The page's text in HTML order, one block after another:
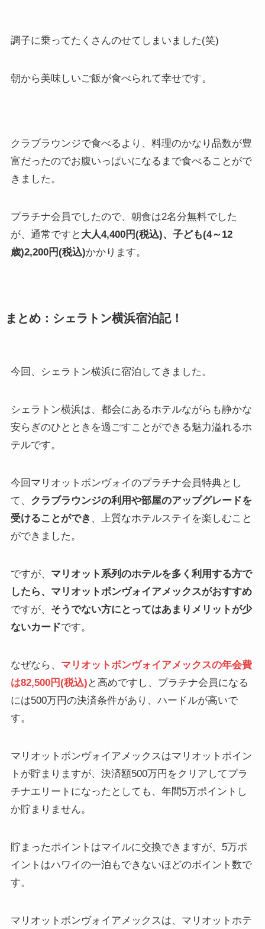
調子に乗ってたくさんのせてしまいました(笑)
朝から美味しいご飯が食べられて幸せです。
クラブラウンジで食べるより、料理のかなり品数が豊
富だったのでお腹いっぱいになるまで食べることがで
きました。
プラチナ会員でしたので、朝食は2名分無料でした
が、通常ですと 大人4,400円(税込)、子ども(4～12
歳)2,200円(税込)かかります。
まとめ：シェラトン横浜宿泊記！
今回、シェラトン横浜に宿泊してきました。
シェラトン横浜は、都会にあるホテルながらも静かな
安らぎのひとときを過ごすことができる魅力溢れるホ
テルです。
今回マリオットボンヴォイのプラチナ会員特典とし
て、 クラブラウンジの利用や部屋のアップグレードを
受けることができ 、上質なホテルステイを楽しむこと
ができました。
ですが、 マリオット系列のホテルを多く利用する方で
したら、マリオットボンヴォイアメックスがおすすめ
ですが、 そうでない方にとってはあまりメリットが少
ないカードです。
なぜなら、 マリオットボンヴォイアメックスの年会費
は82,500円(税込) と高めですし、プラチナ会員になる
には500万円の決済条件があり、ハードルが高いで
す。
マリオットボンヴォイアメックスはマリオットポイン
トが貯まりますが、決済額500万円をクリアしてプラ
チナエリートになったとしても、年間5万ポイントし
か貯まりません。
貯まったポイントはマイルに交換できますが、5万ポ
イントはハワイの一泊もできないほどのポイント数で
す。
マリオットボンヴォイアメックスは、マリオットホテ